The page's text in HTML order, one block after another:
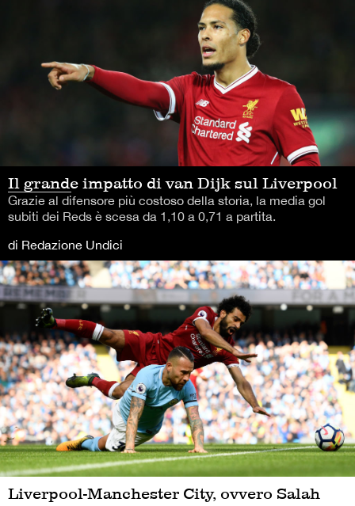
Il grande impatto di van Dijk sul Liverpool
Grazie al difensore più costoso della storia, la media gol
subiti dei Reds è scesa da 1,10 a 0,71 a partita.
di Redazione Undici
Liverpool-Manchester City, ovvero Salah